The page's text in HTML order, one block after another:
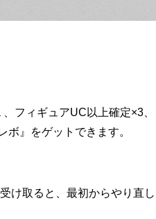
フィギュアUC以上確定×3、
』をゲットできます。
け取ると、最初からやり直し